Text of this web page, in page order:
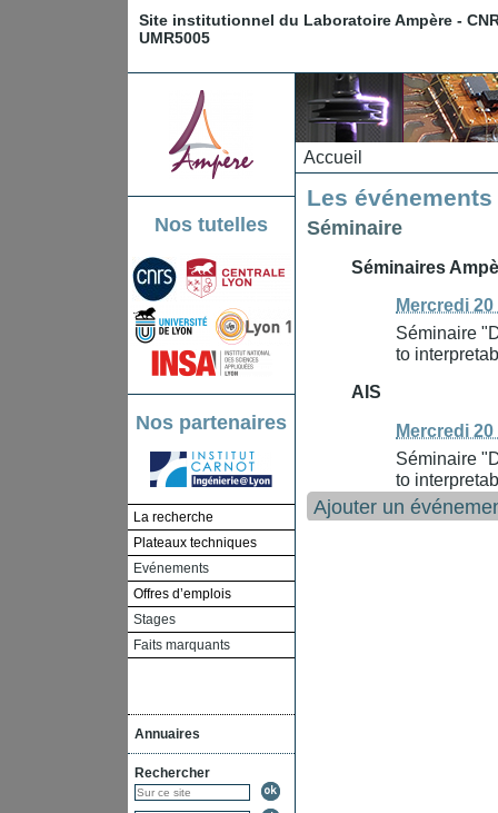
Site institutionnel du Laboratoire Ampère -
UMR5005
Nos tutelles
Nos partenaires
La recherche
Plateaux techniques
Evénements
Offres d’emplois
Stages
Faits marquants
Annuaires
Rechercher
Accueil
Les
Séminaire
Séminaires
Mercredi
Séminaire
to
AIS
Mercredi
Séminaire
to
Ajouter un